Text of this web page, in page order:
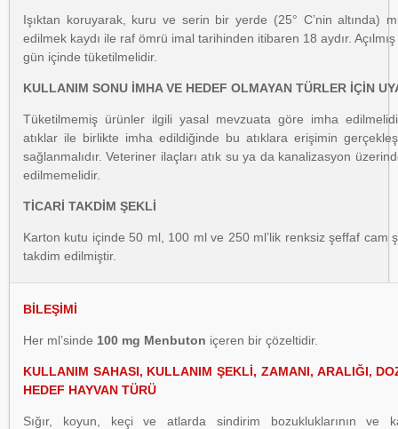
Işıktan koruyarak, kuru ve serin bir yerde (25° C’nin altında)
edilmek kaydı ile raf ömrü imal tarihinden itibaren 18 aydır.
gün içinde tüketilmelidir.
KULLANIM SONU İMHA VE HEDEF OLMAYAN TÜRLER İÇİN
Tüketilmemiş ürünler ilgili yasal mevzuata göre imha
atıklar ile birlikte imha edildiğinde bu atıklara erişimin
sağlanmalıdır. Veteriner ilaçları atık su ya da kanalizasyon
edilmemelidir.
TİCARİ TAKDİM ŞEKLİ
Karton kutu içinde 50 ml, 100 ml ve 250 ml’lik renksiz şeffaf cam
takdim edilmiştir.
BİLEŞİMİ
Her ml’sinde 100 mg Menbuton içeren bir çözeltidir.
KULLANIM SAHASI, KULLANIM ŞEKLİ, ZAMANI, ARALIĞI,
HEDEF HAYVAN TÜRÜ
Sığır, koyun, keçi ve atlarda sindirim bozukluklarının ve